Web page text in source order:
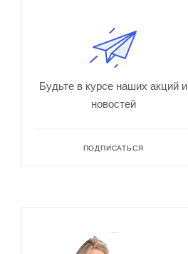
Будьте в курсе наших акций и
новостей
ПОДПИСАТЬСЯ